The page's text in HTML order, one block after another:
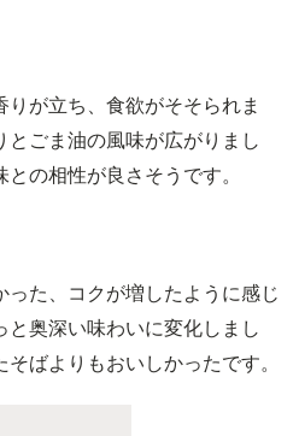
が立ち、食欲がそそられま
ごま油の風味が広がりまし
の相性が良さそうです。
た、コクが増したように感じ
と奥深い味わいに変化しまし
ばよりもおいしかったです。